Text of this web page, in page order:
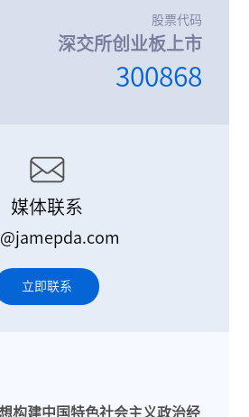
股票代码
深交所创业板上市
300868
媒体联系
立即联系
构建中国特色社会主义政治经